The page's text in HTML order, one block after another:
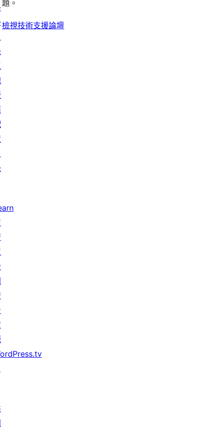
論
評
論
者
評
題。
檢視技術支援論壇